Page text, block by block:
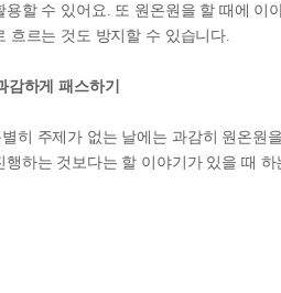
용할 수 있어요. 또 원온원을 할 때에 이
흐르는 것도 방지할 수 있습니다.
감하게 패스하기
히 주제가 없는 날에는 과감히 원온원
행하는 것보다는 할 이야기가 있을 때 하